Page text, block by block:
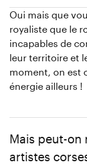
Oui mais que
royaliste que le
incapables de
leur territoire et
moment, on est
énergie ailleurs !
Mais peut-on
artistes